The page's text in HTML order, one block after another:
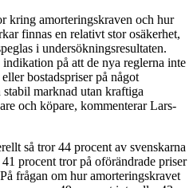
kring amorteringskraven och hur
finnas en relativt stor osäkerhet,
i undersökningsresultaten.
på att de nya reglerna inte
bostadspriser på något
marknad utan kraftiga
och köpare, kommenterar Lars-
så tror 44 procent av svenskarna
procent tror på oförändrade priser
frågan om hur amorteringskravet